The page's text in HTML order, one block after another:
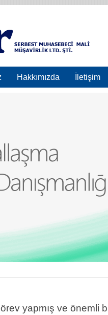
Hakkımızda İletişim
yapmış ve önemli